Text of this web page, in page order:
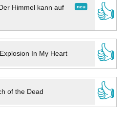
neu
Der Himmel kann auf
👍
Explosion In My Heart
👍
of the Dead
👍